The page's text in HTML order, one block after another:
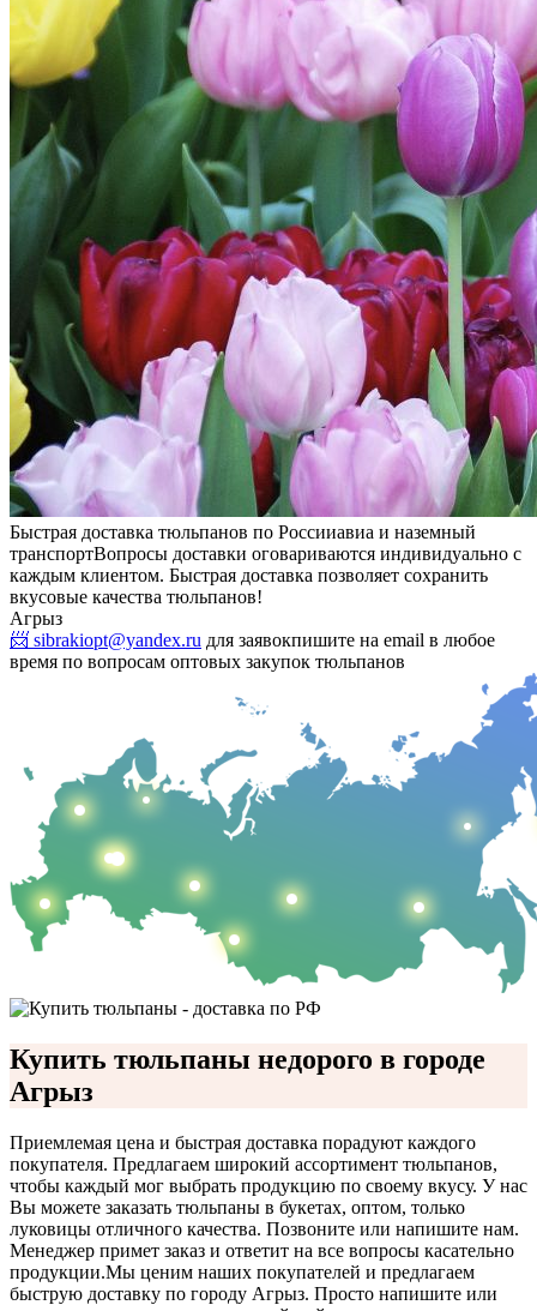
Быстрая доставка тюльпанов по Россииавиа и наземный
транспортВопросы доставки оговариваются индивидуально с
каждым клиентом. Быстрая доставка позволяет сохранить
вкусовые качества тюльпанов!
Агрыз
📨 sibrakiopt@yandex.ru для заявокпишите на email в любое
время по вопросам оптовых закупок тюльпанов
Купить тюльпаны недорого в городе
Агрыз
Приемлемая цена и быстрая доставка порадуют каждого
покупателя. Предлагаем широкий ассортимент тюльпанов,
чтобы каждый мог выбрать продукцию по своему вкусу. У нас
Вы можете заказать тюльпаны в букетах, оптом, только
луковицы отличного качества. Позвоните или напишите нам.
Менеджер примет заказ и ответит на все вопросы касательно
продукции.Мы ценим наших покупателей и предлагаем
быструю доставку по городу Агрыз. Просто напишите или